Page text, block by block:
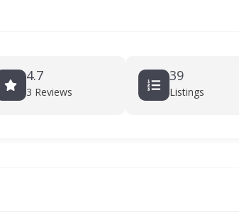
4.7
3 Reviews
39
Listings